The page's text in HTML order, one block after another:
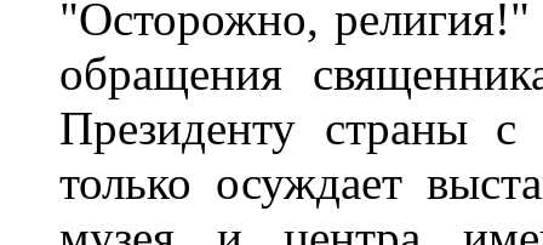
"Осторожно, религия!"
обращения
Президенту страны
только осуждает